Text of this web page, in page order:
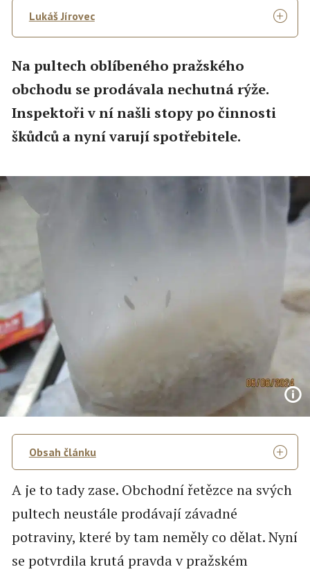
Lukáš Jírovec
Na pultech oblíbeného pražského
obchodu se prodávala nechutná rýže.
Inspektoři v ní našli stopy po činnosti
škůdců a nyní varují spotřebitele.
Obsah článku
A je to tady zase. Obchodní řetězce na svých
pultech neustále prodávají závadné
potraviny, které by tam neměly co dělat. Nyní
se potvrdila krutá pravda v pražském